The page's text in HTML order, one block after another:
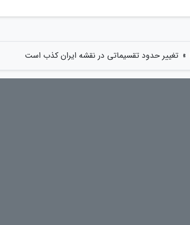
» تغییر حدود تقسیماتی در نقشه ایران کذب است